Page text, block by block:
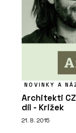
NOVINKY A
Architekti
díl - Križek
21. 8. 2015